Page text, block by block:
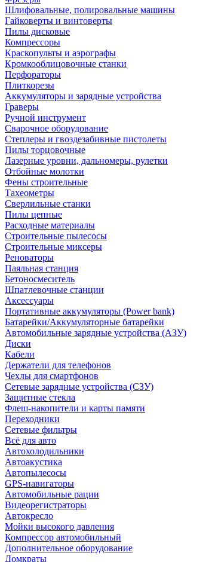
Шлифовальные, полировальные машины
Гайковерты и винтоверты
Пилы дисковые
Компрессоры
Краскопульты и аэрографы
Кромкооблицовочные станки
Перфораторы
Плиткорезы
Аккумуляторы и зарядные устройства
Граверы
Ручной инструмент
Сварочное оборудование
Степлеры и гвоздезабивные пистолеты
Пилы торцовочные
Лазерные уровни, дальномеры, рулетки
Отбойные молотки
Фены строительные
Тахеометры
Сверлильные станки
Пилы цепные
Расходные материалы
Строительные пылесосы
Строительные миксеры
Реноваторы
Паяльная станция
Бетоносмеситель
Шпатлевочные станции
Аксессуары
Портативные аккумуляторы (Power bank)
Батарейки/Аккумуляторные батарейки
Автомобильные зарядные устройства (АЗУ)
Диски
Кабели
Держатели для телефонов
Чехлы для смартфонов
Сетевые зарядные устройства (СЗУ)
Защитные стекла
Флеш-накопители и карты памяти
Переходники
Сетевые фильтры
Всё для авто
Автохолодильники
Автоакустика
Автопылесосы
GPS-навигаторы
Автомобильные рации
Видеорегистраторы
Автокресло
Мойки высокого давления
Компрессор автомобильный
Дополнительное оборудование
Домкраты